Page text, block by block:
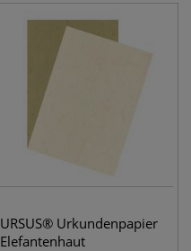
URSUS® Urkundenpapier
Elefantenhaut